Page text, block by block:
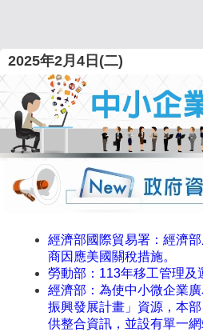
2025年2月4日(二)
經濟部國際貿易署：經濟
商因應美國關稅措施。
勞動部：113年移工管理及
經濟部：為使中小微企業
振興發展計畫」資源，本
供整合資訊，並設有單一網